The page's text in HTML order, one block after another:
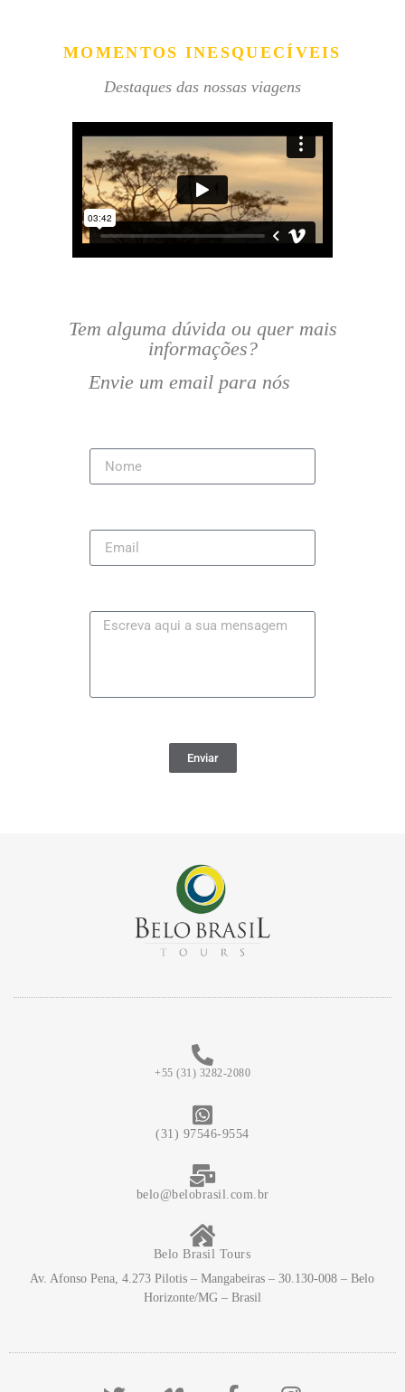
MOMENTOS INESQUECÍVEIS
Destaques das nossas viagens
Tem alguma dúvida ou quer mais
informações?
Envie um email para nós
Enviar
+55 (31) 3282-2080
(31) 97546-9554
belo@belobrasil.com.br
Belo Brasil Tours
Av. Afonso Pena, 4.273 Pilotis – Mangabeiras – 30.130-008 – Belo
Horizonte/MG – Brasil